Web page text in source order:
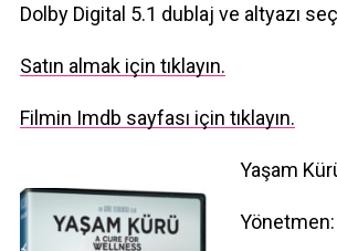
Dolby Digital 5.1 dublaj ve altyazı
Satın almak için tıklayın.
Filmin Imdb sayfası için tıklayın.
Yaşam